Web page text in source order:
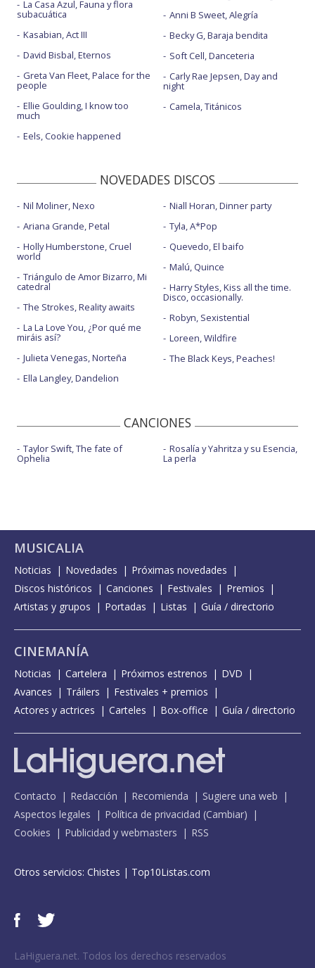
La Casa Azul, Fauna y flora
subacuática
Kasabian, Act III
David Bisbal, Eternos
Greta Van Fleet, Palace for the
people
Ellie Goulding, I know too
much
Eels, Cookie happened
Anni B Sweet, Alegría
Becky G, Baraja bendita
Soft Cell, Danceteria
Carly Rae Jepsen, Day and
night
Camela, Titánicos
NOVEDADES DISCOS
Nil Moliner, Nexo
Ariana Grande, Petal
Holly Humberstone, Cruel
world
Triángulo de Amor Bizarro, Mi
catedral
The Strokes, Reality awaits
La La Love You, ¿Por qué me
miráis así?
Julieta Venegas, Norteña
Ella Langley, Dandelion
Niall Horan, Dinner party
Tyla, A*Pop
Quevedo, El baifo
Malú, Quince
Harry Styles, Kiss all the time.
Disco, occasionally.
Robyn, Sexistential
Loreen, Wildfire
The Black Keys, Peaches!
CANCIONES
Taylor Swift, The fate of
Ophelia
Rosalía y Yahritza y su Esencia,
La perla
MUSICALIA
Noticias Novedades
Próximas novedades
Discos históricos
Canciones Festivales
Premios
Artistas y grupos
Portadas Listas Guía / directorio
CINEMANÍA
Noticias Cartelera Próximos estrenos
DVD
Avances
Tráilers
Festivales + premios
Actores y actrices
Carteles Box-office Guía / directorio
Contacto Redacción Recomienda
Sugiere una web
Aspectos legales
Política de privacidad (Cambiar)
Cookies
Publicidad y webmasters RSS
Otros servicios: Chistes | Top10Listas.com
LaHiguera.net. Todos los derechos reservados